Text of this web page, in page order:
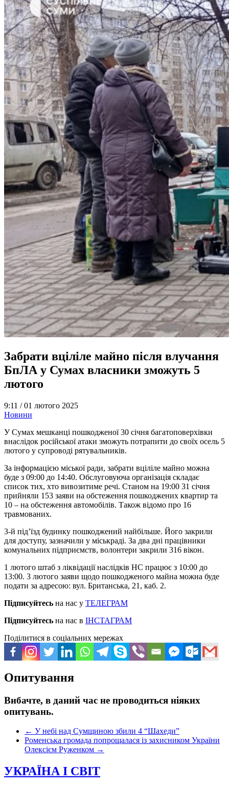
Забрати вціліле майно після влучання
БпЛА у Сумах власники зможуть 5
лютого
9:11 /01 лютого 2025
Новини
У Сумах мешканці пошкодженої 30 січня багатоповерхівки
внаслідок російської атаки зможуть потрапити до своїх осель 5
лютого у супроводі рятувальників.
За інформацією міської ради, забрати вціліле майно можна
буде з 09:00 до 14:40. Обслуговуюча організація складає
список тих, хто вивозитиме речі. Станом на 19:00 31 січня
прийняли 153 заяви на обстеження пошкоджених квартир та
10 – на обстеження автомобілів. Також відомо про 16
травмованих.
3-й під’їзд будинку пошкоджений найбільше. Його закрили
для доступу, зазначили у міськраді. За два дні працівники
комунальних підприємств, волонтери закрили 316 вікон.
1 лютого штаб з ліквідації наслідків НС працює з 10:00 до
13:00. 3 лютого заяви щодо пошкодженого майна можна буде
подати за адресою: вул. Британська, 21, каб. 2.
Підписуйтесь на нас у ТЕЛЕГРАМ
Підписуйтесь на нас в ІНСТАГРАМ
Поділитися в соціальних мережах
Опитування
Вибачте, в даний час не проводиться ніяких
опитувань.
← У небі над Сумщиною збили 4 “Шахеди”
Роменська громада попрощалася із захисником України
Олексієм Руженком →
УКРАЇНА І СВІТ